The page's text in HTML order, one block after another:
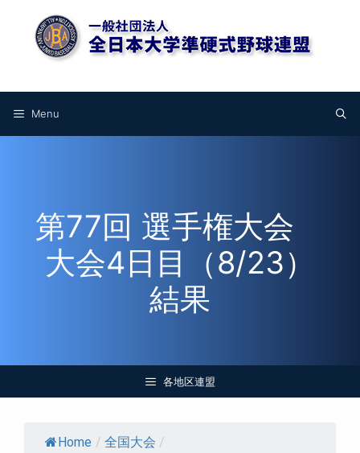
Menu
第77回 選手権大会
大会4日目（8/23）
結果
各地区連盟
Home / 全国大会 /